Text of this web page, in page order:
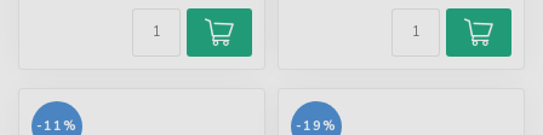
-11% -19%